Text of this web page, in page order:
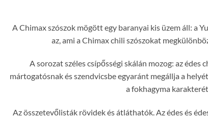
A Chimax szószok mögött egy baranyai kis üzem áll: a
az, ami a Chimax chili szószokat
A sorozat széles csípősségi skálán mozog: az
mártogatósnak és szendvicsbe egyaránt megállja a
a fokhagyma
Az összetevőlisták rövidek és átláthatók. Az édes és